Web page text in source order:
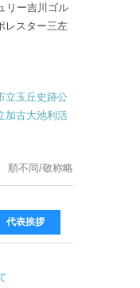
リー吉川ゴル
レスター三左
立玉丘史跡公
加古大池利活
順不同/敬称略
代表挨拶